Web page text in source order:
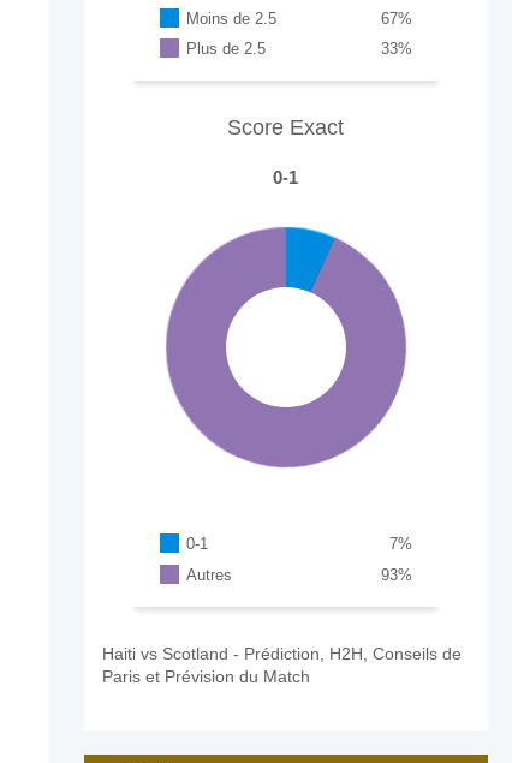
Moins de 2.5 %
67
Plus de 2.5
%
33
Score Exact
0-1
0-1 %
7
Autres
%
93
Haiti vs Scotland - Prédiction, H2H, Conseils de
Paris et Prévision du Match